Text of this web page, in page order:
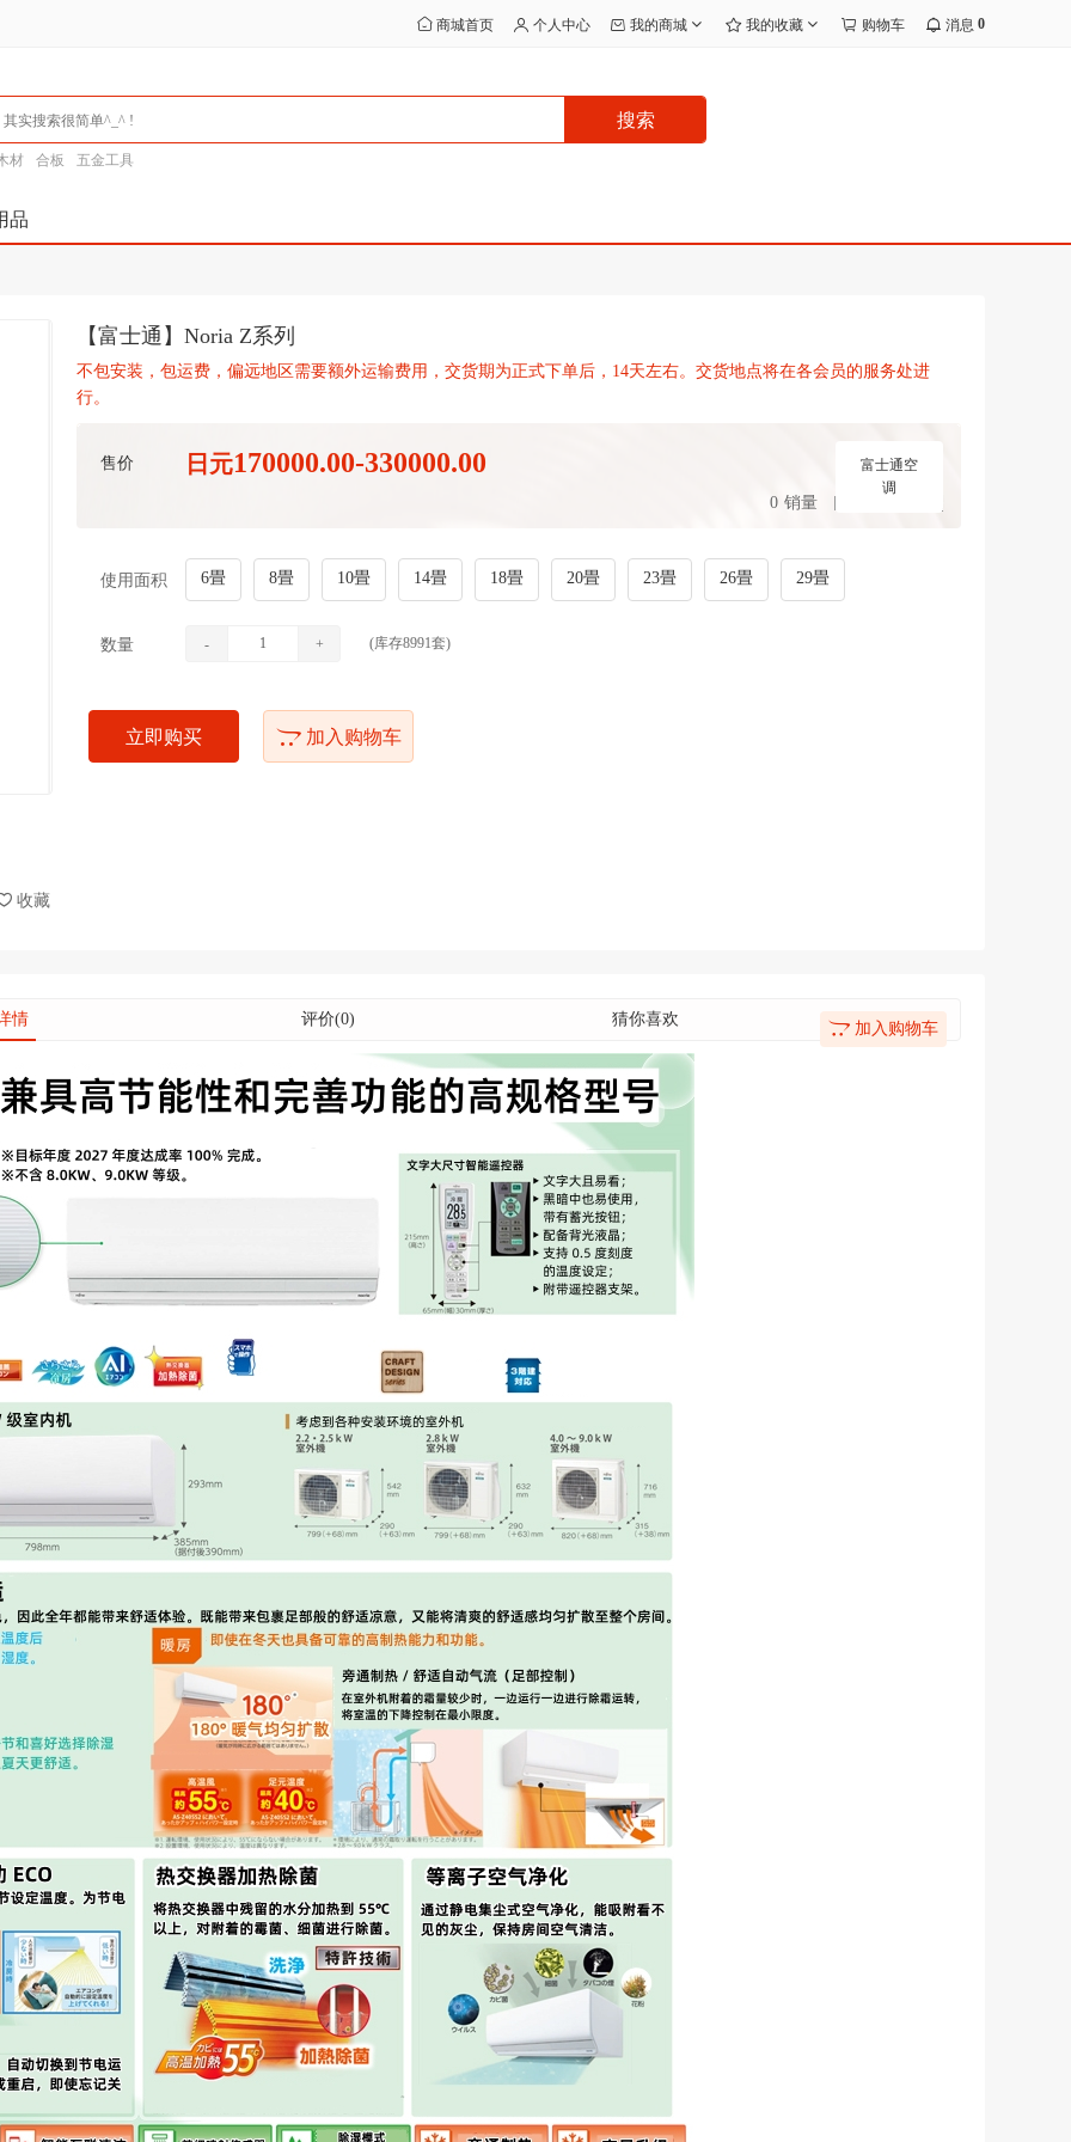
商城首页 个人中心 我的商城 我的收藏 购物车 消息 0
搜索
材 合板 五金工具
品
收藏
【富士通】Noria Z系列
不包安装，包运费，偏远地区需要额外运输费用，交货期为正式下单后，14天左右。交货地点将在各会员的服务处进
行。
售价 日元170000.00-330000.00
0 销量
富士通空
调
使用面积 6畳 8畳 10畳 14畳 18畳 20畳 23畳 26畳 29畳
数量 - + (库存8991套)
立即购买 加入购物车
加入购物车
情 评价(0) 猜你喜欢